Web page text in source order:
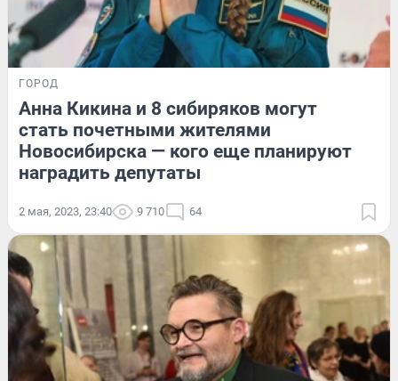
ГОРОД
Анна Кикина и 8 сибиряков могут
стать почетными жителями
Новосибирска — кого еще планируют
наградить депутаты
2 мая, 2023, 23:40 9 710 64